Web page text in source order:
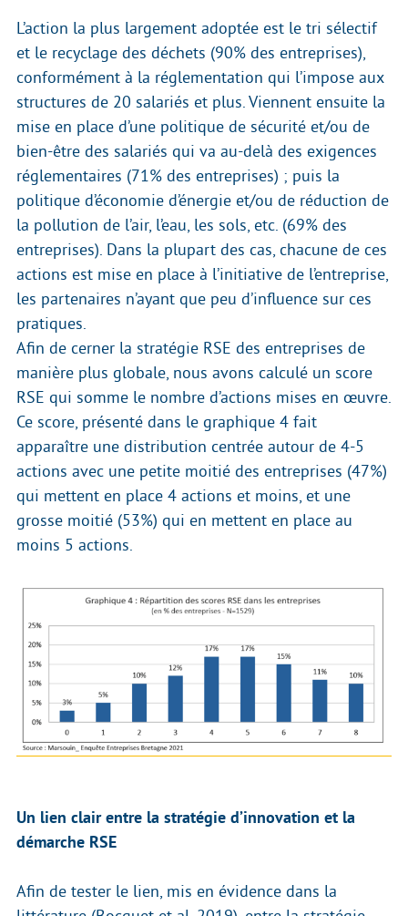
L’action la plus largement adoptée est le tri sélectif
et le recyclage des déchets (90% des entreprises),
conformément à la réglementation qui l’impose aux
structures de 20 salariés et plus. Viennent ensuite la
mise en place d’une politique de sécurité et/ou de
bien-être des salariés qui va au-delà des exigences
réglementaires (71% des entreprises) ; puis la
politique d’économie d’énergie et/ou de réduction de
la pollution de l’air, l’eau, les sols, etc. (69% des
entreprises). Dans la plupart des cas, chacune de ces
actions est mise en place à l’initiative de l’entreprise,
les partenaires n’ayant que peu d’influence sur ces
pratiques.
Afin de cerner la stratégie RSE des entreprises de
manière plus globale, nous avons calculé un score
RSE qui somme le nombre d’actions mises en œuvre.
Ce score, présenté dans le graphique 4 fait
apparaître une distribution centrée autour de 4-5
actions avec une petite moitié des entreprises (47%)
qui mettent en place 4 actions et moins, et une
grosse moitié (53%) qui en mettent en place au
moins 5 actions.
Un lien clair entre la stratégie d’innovation et la
démarche RSE
Afin de tester le lien, mis en évidence dans la